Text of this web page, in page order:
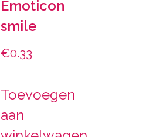
Emoticon
smile
€0.33
Toevoegen
aan